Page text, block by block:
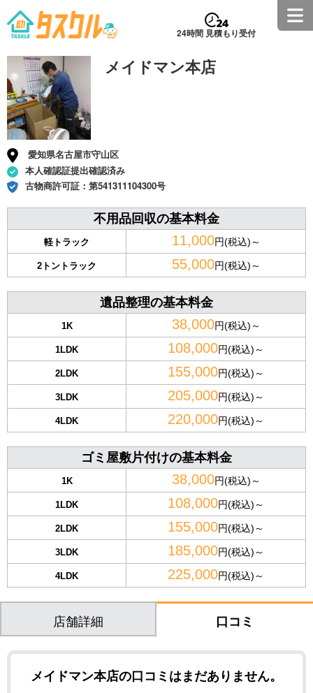
24時間 見積もり受付
メイドマン本店
愛知県名古屋市守山区
本人確認証提出確認済み
古物商許可証： 第541311104300号
不用品回収の基本料金
軽トラック 11,000円(税込)～
2トントラック 55,000円(税込)～
遺品整理の基本料金
1K 38,000円(税込)～
1LDK 108,000円(税込)～
2LDK 155,000円(税込)～
3LDK 205,000円(税込)～
4LDK 220,000円(税込)～
ゴミ屋敷片付けの基本料金
1K 38,000円(税込)～
1LDK 108,000円(税込)～
2LDK 155,000円(税込)～
3LDK 185,000円(税込)～
4LDK 225,000円(税込)～
店舗詳細 口コミ
メイドマン本店の口コミはまだありません。